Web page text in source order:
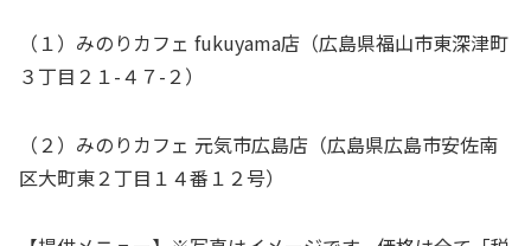
（１）みのりカフェ fukuyama店（広島県福山市東深津町
３丁目２１-４７- ２）
（２）みのりカフェ 元気市広島店（広島県広島市安佐南
区大町東２丁目１４番１２号）